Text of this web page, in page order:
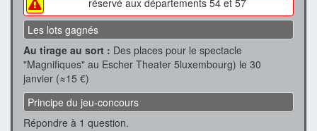
réservé aux départements 54 et 57
Les lots gagnés
Au tirage au sort : Des places pour le spectacle
"Magnifiques" au Escher Theater 5luxembourg) le 30
janvier (≈15 €)
Principe du jeu-concours
Répondre à 1 question.